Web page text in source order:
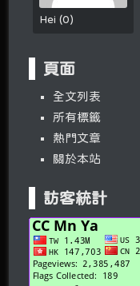
Hei(0)
頁面
全文列表
所有標籤
熱門文章
關於本站
訪客統計